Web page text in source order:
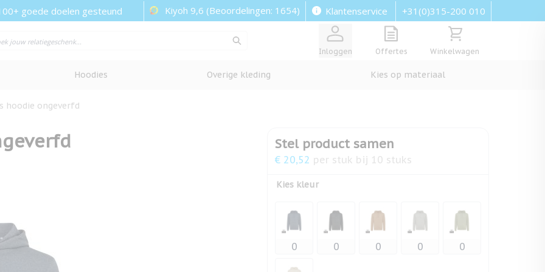
goede doelen gesteund Kiyoh 9,6 (Beoordelingen: 1654) Klantenservice +31(0)315-200 010
Inloggen
View quote, Quote is empty
Offertes
Bekijk winkelwagen,
Winkelwagen
Hoodies Overige kleding Kies op materiaal
hoodie ongeverfd
Stel product samen
€ 20,52 per stuk bij 10 stuks
Kies kleur